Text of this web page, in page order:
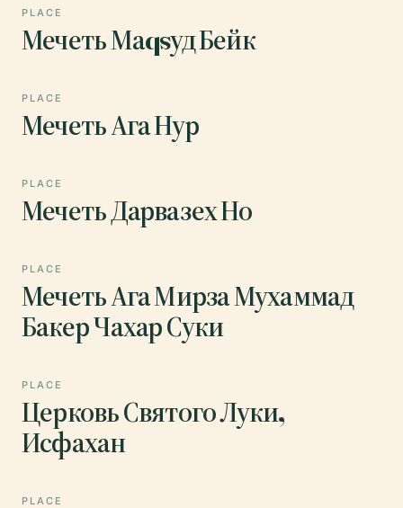
PLACE
Мечеть Маqsуд Бейк
PLACE
Мечеть Ага Нур
PLACE
Мечеть Дарвазех Но
PLACE
Мечеть Ага Мирза Мухаммад
Бакер Чахар Суки
PLACE
Церковь Святого Луки,
Исфахан
PLACE